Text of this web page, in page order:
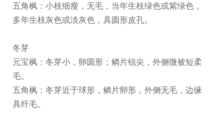
五角枫：小枝细瘦，无毛，当年生枝绿色或紫绿色，
多年生枝灰色或淡灰色，具圆形皮孔。
冬芽
元宝枫：冬芽小，卵圆形；鳞片锐尖，外侧微被短柔
毛。
五角枫：冬芽近于球形，鳞片卵形，外侧无毛，边缘
具纤毛。